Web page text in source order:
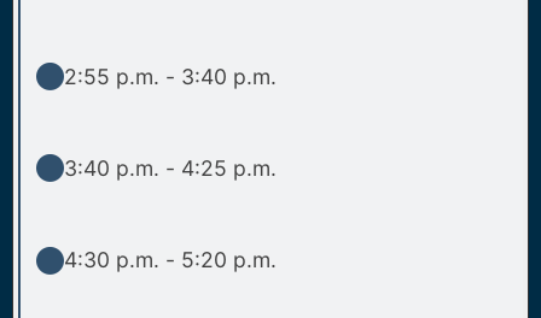
2:55 p.m. - 3:40 p.m.
3:40 p.m. - 4:25 p.m.
4:30 p.m. - 5:20 p.m.